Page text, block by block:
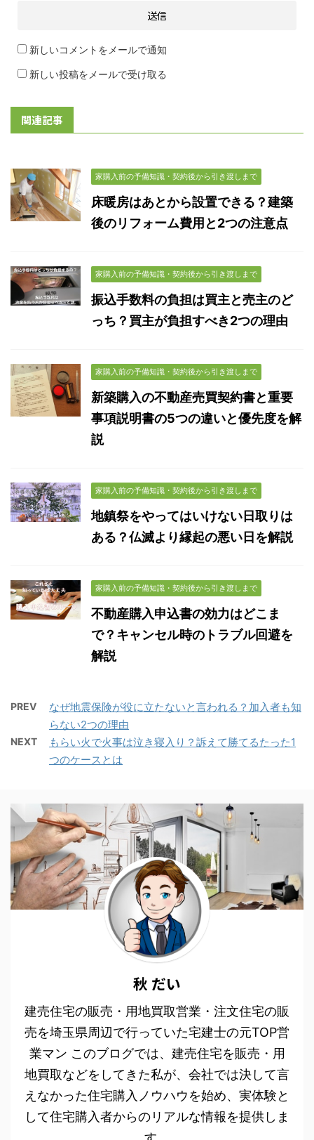
新しいコメントをメールで通知
新しい投稿をメールで受け取る
関連記事
家購入前の予備知識・契約後から引き渡しまで
床暖房はあとから設置できる？建築
後のリフォーム費用と2つの注意点
家購入前の予備知識・契約後から引き渡しまで
振込手数料の負担は買主と売主のど
っち？買主が負担すべき2つの理由
家購入前の予備知識・契約後から引き渡しまで
新築購入の不動産売買契約書と重要
事項説明書の5つの違いと優先度を解
説
家購入前の予備知識・契約後から引き渡しまで
地鎮祭をやってはいけない日取りは
ある？仏滅より縁起の悪い日を解説
家購入前の予備知識・契約後から引き渡しまで
不動産購入申込書の効力はどこま
で？キャンセル時のトラブル回避を
解説
PREV
なぜ地震保険が役に立たないと言われる？加入者も知
らない2つの理由
NEXT
もらい火で火事は泣き寝入り？訴えて勝てるたった1
つのケースとは
秋 だい
建売住宅の販売・用地買取営業・注文住宅の販
売を埼玉県周辺で行っていた宅建士の元TOP営
業マン このブログでは、建売住宅を販売・用
地買取などをしてきた私が、会社では決して言
えなかった住宅購入ノウハウを始め、実体験と
して住宅購入者からのリアルな情報を提供しま